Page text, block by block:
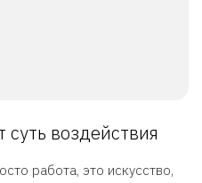
суть воздействия
работа, это искусство,